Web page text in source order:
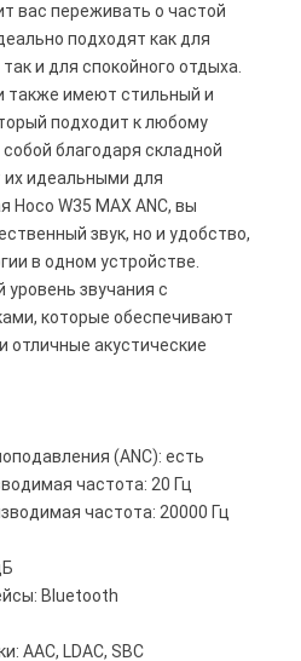
вас переживать о частой
подходят как для
и для спокойного отдыха.
также имеют стильный и
подходит к любому
благодаря складной
их идеальными для
Hoco W35 MAX ANC, вы
звук, но и удобство,
в одном устройстве.
звучания с
которые обеспечивают
акустические
(ANC): есть
частота: 20 Гц
частота: 20000 Гц
Bluetooth
AAC, LDAC, SBC